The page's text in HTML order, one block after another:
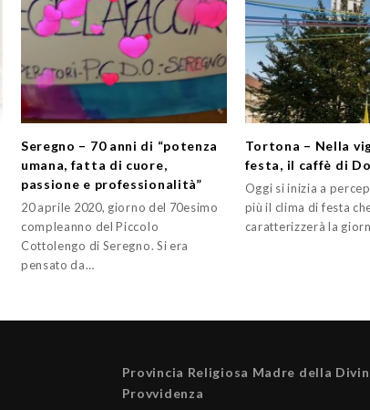
Seregno – 70 anni di “potenza
umana, fatta di cuore,
passione e professionalità”
20 aprile 2020, giorno del 70esimo
compleanno del Piccolo
Cottolengo di Seregno. Si era
pensato da…
Tortona – Nella
festa, il caffè di
Oggi si inizia a
più il clima di festa
caratterizzerà la
Provincia Religiosa Madre della
Provvidenza